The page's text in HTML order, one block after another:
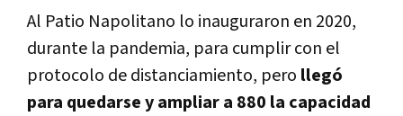
Al Patio Napolitano lo inauguraron en 2020,
durante la pandemia, para cumplir con el
protocolo de distanciamiento, pero llegó
para quedarse y ampliar a 880 la capacidad